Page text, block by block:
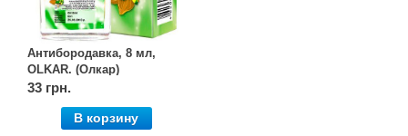
Антибородавка, 8 мл,
OLKAR. (Олкар)
33 грн.
В корзину